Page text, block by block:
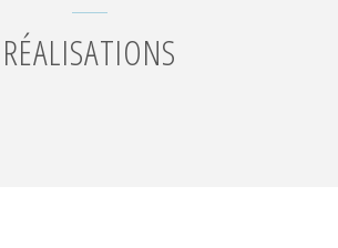
RÉALISATIONS